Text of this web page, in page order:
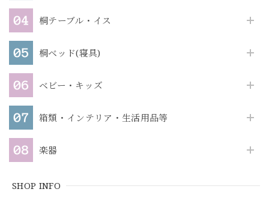
桐テーブル・イス
桐ベッド(寝具)
ベビー・キッズ
箱類・インテリア・生活用品等
楽器
SHOP INFO